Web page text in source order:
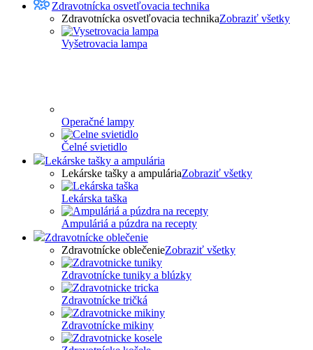
Zdravotnícka osvetľovacia technika
Zdravotnícka osvetľovacia technikaZobraziť všetky
Vyšetrovacia lampa
Operačné lampy
Čelné svietidlo
Lekárske tašky a ampulária
Lekárske tašky a ampuláriaZobraziť všetky
Lekárska taška
Ampuláriá a púzdra na recepty
Zdravotnícke oblečenie
Zdravotnícke oblečenieZobraziť všetky
Zdravotnícke tuniky a blúzky
Zdravotnícke tričká
Zdravotnícke mikiny